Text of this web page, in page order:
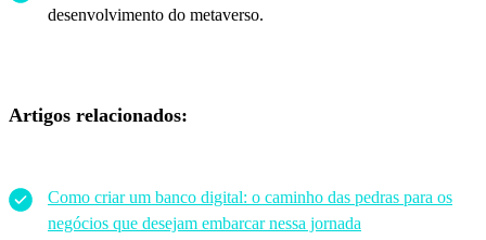
desenvolvimento do metaverso.
Artigos relacionados:
Como criar um banco digital: o caminho das pedras para os
negócios que desejam embarcar nessa jornada